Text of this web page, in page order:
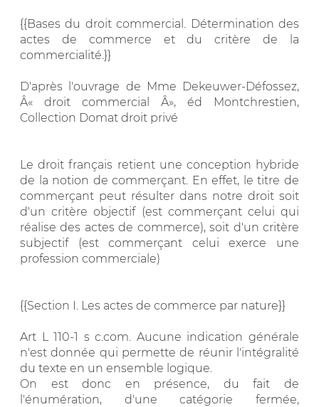
{{Bases du droit commercial. Détermination des
actes de commerce et du critère de la
commercialité.}}
D'après l'ouvrage de Mme Dekeuwer-Défossez,
Â« droit commercial Â», éd Montchrestien,
Collection Domat droit privé
Le droit français retient une conception hybride
de la notion de commerçant. En effet, le titre de
commerçant peut résulter dans notre droit soit
d'un critère objectif (est commerçant celui qui
réalise des actes de commerce), soit d'un critère
subjectif (est commerçant celui exerce une
profession commerciale)
{{Section I. Les actes de commerce par nature}}
Art L 110-1 s c.com. Aucune indication générale
n'est donnée qui permette de réunir l'intégralité
du texte en un ensemble logique.
On est donc en présence, du fait de
l'énumération, d'une catégorie fermée,